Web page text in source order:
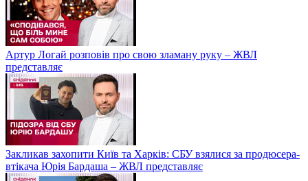
Артур Логай розповів про свою зламану руку – ЖВЛ
представляє
Закликав захопити Київ та Харків: СБУ взялися за продюсера-
втікача Юрія Бардаша – ЖВЛ представляє